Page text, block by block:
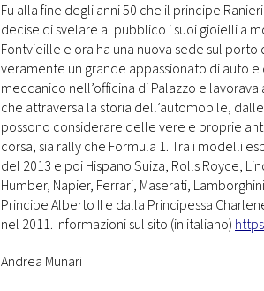
Fu alla fine degli anni 50 che il principe
decise di svelare al pubblico i suoi gioielli a
Fontvieille e ora ha una nuova sede sul
veramente un grande appassionato di auto
meccanico nell’officina di Palazzo e
che attraversa la storia dell’automobile,
possono considerare delle vere e proprie
corsa, sia rally che Formula 1. Tra i modelli
del 2013 e poi Hispano Suiza, Rolls Royce,
Humber, Napier, Ferrari, Maserati,
Principe Alberto II e dalla Principessa
nel 2011. Informazioni sul sito (in italiano)
Andrea Munari